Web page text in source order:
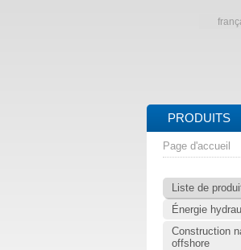
PRODUITS
Page d'accueil
Liste de
Énergie
Construction
offshore